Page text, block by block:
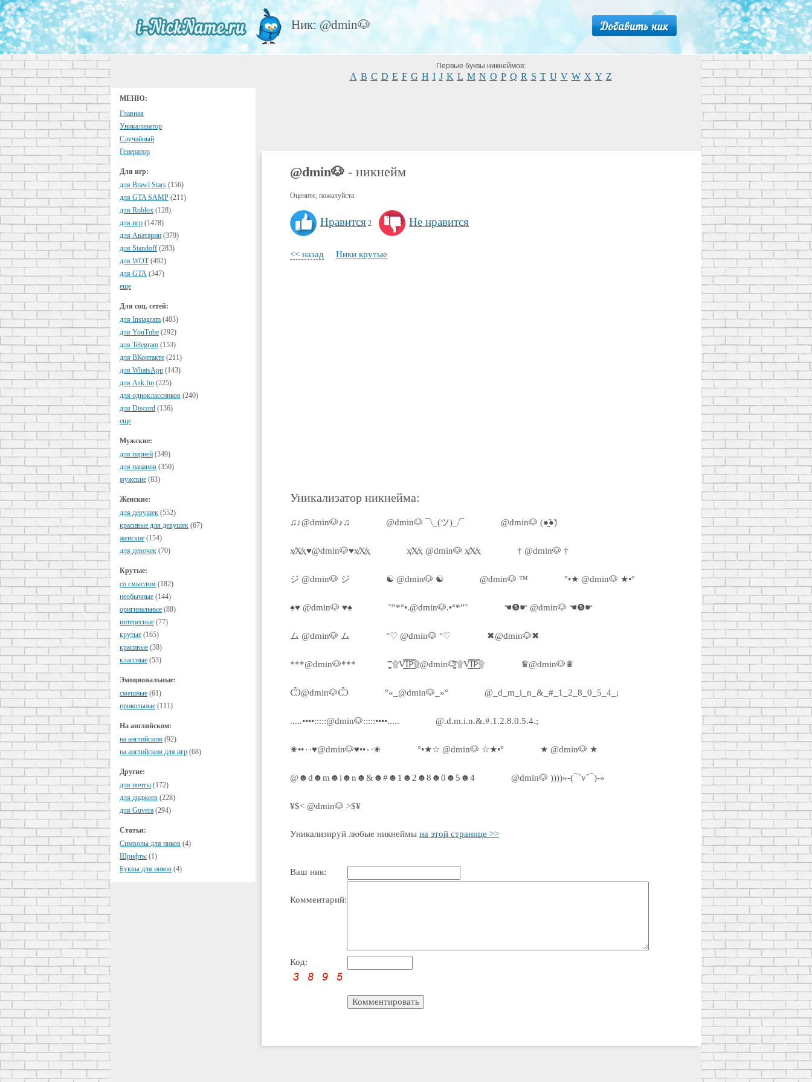
Ник: @dmin🐶
МЕНЮ:
Главная
Уникализатор
Случайный
Генератор
Для игр:
для Brawl Stars (156)
для GTA SAMP (211)
для Roblox (128)
для игр (1478)
для Аватарии (379)
для Standoff (283)
для WOT (492)
для GTA (347)
еще
Для соц. сетей:
для Instagram (403)
для YouTube (292)
для Telegram (153)
для ВКонтакте (211)
для WhatsApp (143)
для Ask.fm (225)
для одноклассников (240)
для Discord (136)
еще
Мужские:
для парней (349)
для пацанов (350)
мужские (83)
Женские:
для девушек (552)
красивые для девушек (67)
женские (154)
для девочек (70)
Крутые:
cо смыслом (182)
необычные (144)
оригинальные (88)
интересные (77)
крутые (165)
красивые (38)
классные (53)
Эмоциональные:
смешные (61)
прикольные (111)
На английском:
на английском (92)
на английском для игр (68)
Другие:
для почты (172)
для диджеев (228)
для Guvera (294)
Статьи:
Символы для ников (4)
Шрифты (1)
Буквы для ников (4)
Первые буквы никнеймов:
A B C D E F G H I J K L M N O P Q R S T U V W X Y Z
@dmin🐶 - никнейм
Оцените, пожалуйста:
Нравится 2 Не нравится
<< назад Ники крутые
Уникализатор никнейма:
♫♪@dmin🐶♪♫ @dmin🐶 ¯\_(ツ)_/¯ @dmin🐶 (●̮̮̃●̃)
ҳ̸Ҳ̸ҳ♥@dmin🐶♥ҳ̸Ҳ̸ҳ ҳ̸Ҳ̸ҳ @dmin🐶 ҳ̸Ҳ̸ҳ † @dmin🐶 †
ジ @dmin🐶 ジ ☯ @dmin🐶 ☯ @dmin🐶 ™ °•★ @dmin🐶 ★•°
♠♥ @dmin🐶 ♥♠ ˜”*°•.@dmin🐶.•°*”˜ ☚❺☛ @dmin🐶 ☚❺☛
ム @dmin🐶 ム °♡ @dmin🐶 °♡ ✖@dmin🐶✖
***@dmin🐶*** ۩͇̿V͇̿I͇̿P͇̿۩@dmin🐶۩͇̿V͇̿I͇̿P͇̿۩ ♛@dmin🐶♛
Ѽ@dmin🐶Ѽ °«_@dmin🐶_»° @_d_m_i_n_&_#_1_2_8_0_5_4_;
.....••••:::::@dmin🐶:::::••••..... @.d.m.i.n.&.#.1.2.8.0.5.4.;
✬••٠·♥@dmin🐶♥••٠·✬ °•★☆ @dmin🐶 ☆★•° ★ @dmin🐶 ★
@☻d☻m☻i☻n☻&☻#☻1☻2☻8☻0☻5☻4 @dmin🐶 ))))»-(¯`v´¯)-»
¥$< @dmin🐶 >$¥
Уникализируй любые никнеймы на этой странице >>
Ваш ник:
Комментарий:
Код: